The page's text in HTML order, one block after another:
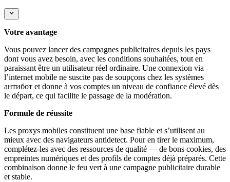
Votre avantage
Vous pouvez lancer des campagnes publicitaires depuis les pays
dont vous avez besoin, avec les conditions souhaitées, tout en
paraissant être un utilisateur réel ordinaire. Une connexion via
l’internet mobile ne suscite pas de soupçons chez les systèmes
антибот et donne à vos comptes un niveau de confiance élevé dès
le départ, ce qui facilite le passage de la modération.
Formule de réussite
Les proxys mobiles constituent une base fiable et s’utilisent au
mieux avec des navigateurs antidetect. Pour en tirer le maximum,
complétez-les avec des ressources de qualité — de bons cookies, des
empreintes numériques et des profils de comptes déjà préparés. Cette
combinaison donne le feu vert à une campagne publicitaire durable
et stable.